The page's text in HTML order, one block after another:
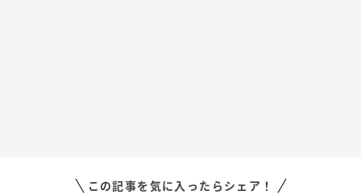
この記事を気に入ったらシェア！